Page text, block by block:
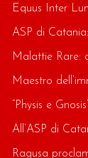
Equus Inter
ASP di
Malattie Rare:
Maestro
“Physis e
All’ASP di
Ragusa